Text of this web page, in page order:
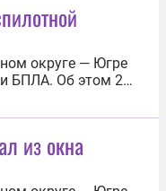
TTF цены этим
округе — Югре
БПЛА. Об этом 2
Руслан
и ведомства
по
сохранять...
из окна